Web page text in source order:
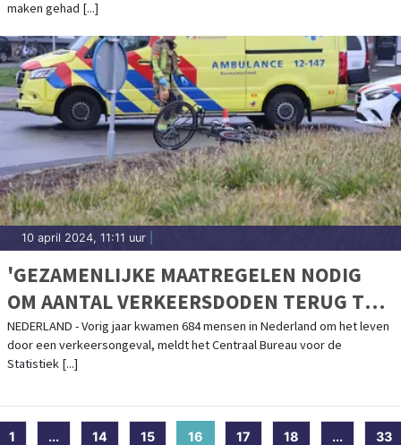
maken gehad [...]
10 april 2024, 11:11 uur
'GEZAMENLIJKE MAATREGELEN NODIG
OM AANTAL VERKEERSDODEN TERUG TE
DRINGEN'
NEDERLAND - Vorig jaar kwamen 684 mensen in Nederland om het leven
door een verkeersongeval, meldt het Centraal Bureau voor de
Statistiek [...]
1 ... 14 15 16 (current)
17 18 ... 33